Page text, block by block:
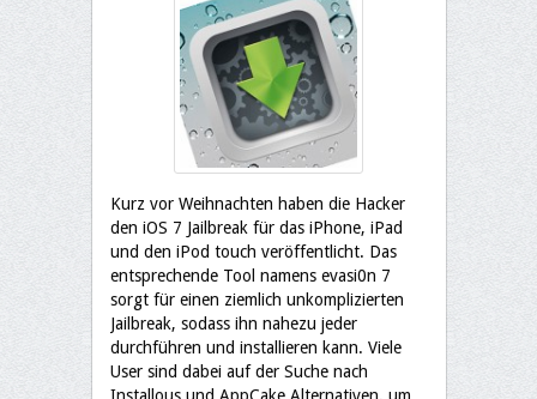
Kurz vor Weihnachten haben die Hacker
den iOS 7 Jailbreak für das iPhone, iPad
und den iPod touch veröffentlicht. Das
entsprechende Tool namens evasi0n 7
sorgt für einen ziemlich unkomplizierten
Jailbreak, sodass ihn nahezu jeder
durchführen und installieren kann. Viele
User sind dabei auf der Suche nach